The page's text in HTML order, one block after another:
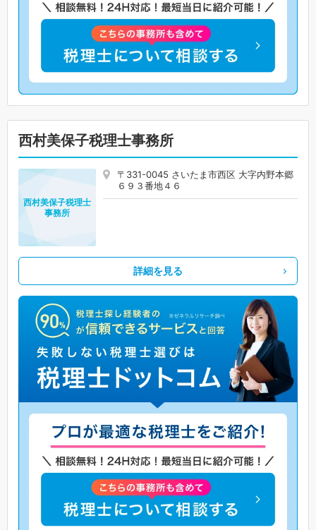
西村美保子税理士事務所
〒331-0045 さいたま市西区 大字内野本郷
６９３番地４６
西村美保子税理士
事務所
詳細を見る